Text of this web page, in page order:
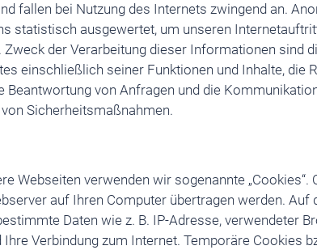
fallen bei Nutzung des Internets zwingend an.
statistisch ausgewertet, um unseren
Zweck der Verarbeitung dieser Informationen sind
einschließlich seiner Funktionen und Inhalte, die
Beantwortung von Anfragen und die
Sicherheitsmaßnahmen.
Webseiten verwenden wir sogenannte
auf Ihren Computer übertragen werden. Auf
Daten wie z. B. IP-Adresse, verwendeter
Ihre Verbindung zum Internet. Temporäre Cookies